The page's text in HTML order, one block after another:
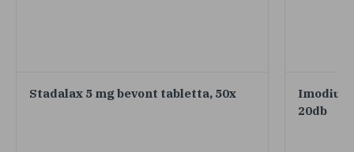
Stadalax 5 mg bevont tabletta, 50x
20db